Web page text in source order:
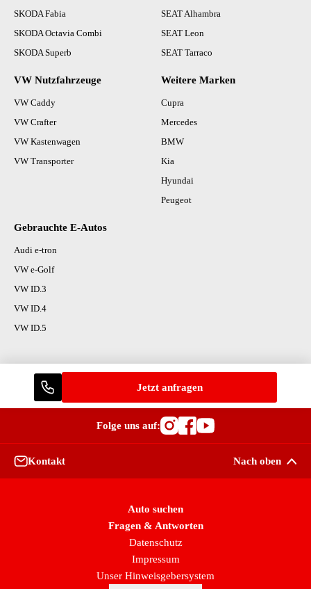
SKODA Fabia
SKODA Octavia Combi
SKODA Superb
SEAT Alhambra
SEAT Leon
SEAT Tarraco
VW Nutzfahrzeuge
VW Caddy
VW Crafter
VW Kastenwagen
VW Transporter
Weitere Marken
Cupra
Mercedes
BMW
Kia
Hyundai
Peugeot
Gebrauchte E-Autos
Audi e-tron
VW e-Golf
VW ID.3
VW ID.4
VW ID.5
Jetzt anfragen
Folge uns auf:
Besuche
Besuche
Besuche
Kontakt Nach oben
Auto suchen
Fragen & Antworten
Datenschutz
Impressum
Unser Hinweisgebersystem